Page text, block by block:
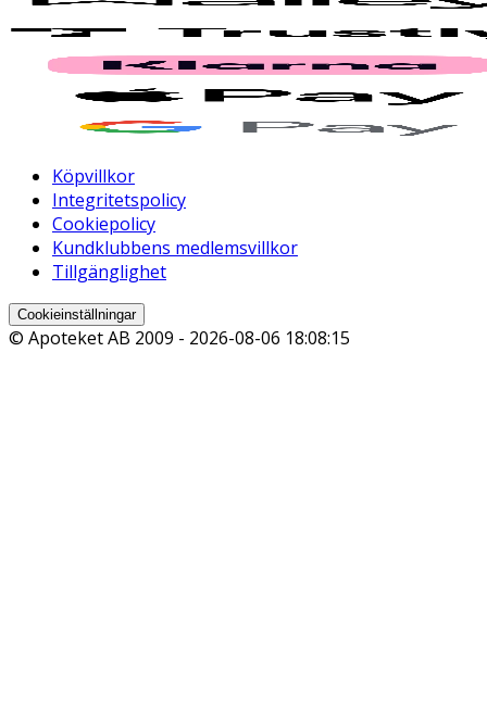
Köpvillkor
Integritetspolicy
Cookiepolicy
Kundklubbens medlemsvillkor
Tillgänglighet
Cookieinställningar
© Apoteket AB 2009 - 2026-08-06 18:08:15